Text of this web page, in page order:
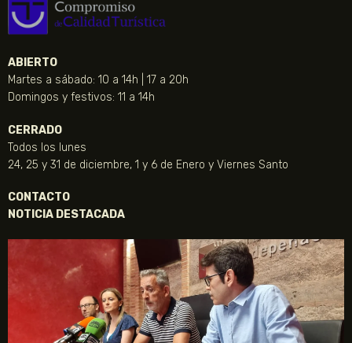
ABIERTO
Martes a sábado: 10 a 14h | 17 a 20h
Domingos y festivos: 11 a 14h
CERRADO
Todos los lunes
24, 25 y 31 de diciembre, 1 y 6 de Enero y Viernes Santo
CONTACTO
NOTICIA DESTACADA